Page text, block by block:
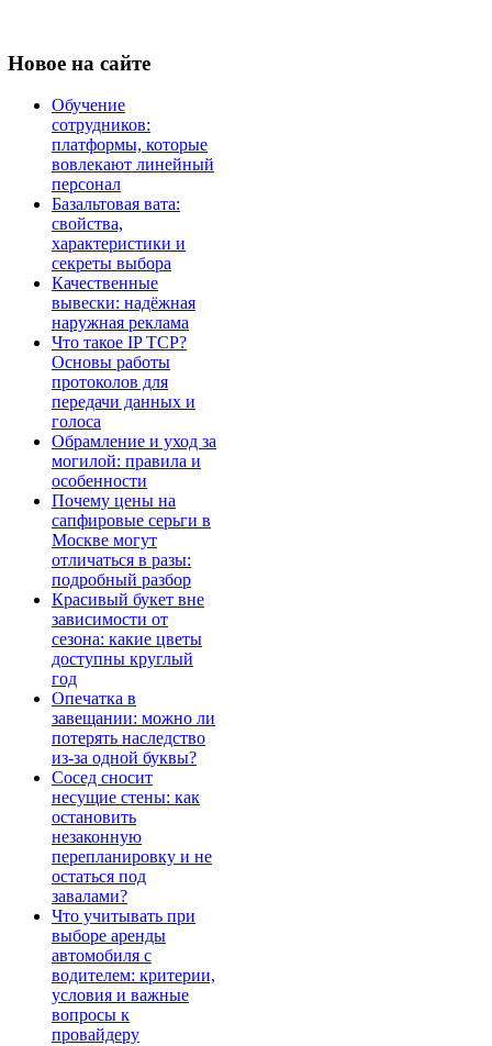
Новое на сайте
Обучение
сотрудников:
платформы, которые
вовлекают линейный
персонал
Базальтовая вата:
свойства,
характеристики и
секреты выбора
Качественные
вывески: надёжная
наружная реклама
Что такое IP TCP?
Основы работы
протоколов для
передачи данных и
голоса
Обрамление и уход за
могилой: правила и
особенности
Почему цены на
сапфировые серьги в
Москве могут
отличаться в разы:
подробный разбор
Красивый букет вне
зависимости от
сезона: какие цветы
доступны круглый
год
Опечатка в
завещании: можно ли
потерять наследство
из-за одной буквы?
Сосед сносит
несущие стены: как
остановить
незаконную
перепланировку и не
остаться под
завалами?
Что учитывать при
выборе аренды
автомобиля с
водителем: критерии,
условия и важные
вопросы к
провайдеру